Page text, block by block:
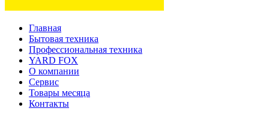
Главная
Бытовая техника
Профессиональная техника
YARD FOX
О компании
Сервис
Товары месяца
Контакты